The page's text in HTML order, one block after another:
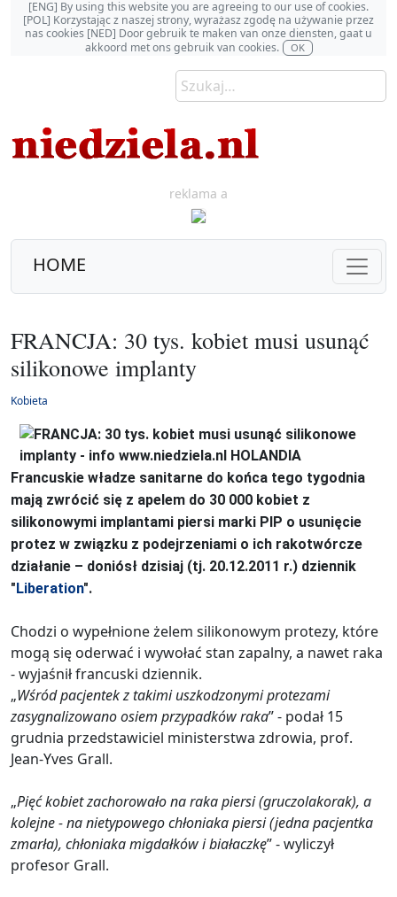
[ENG] By using this website you are agreeing to our use of cookies.
[POL] Korzystając z naszej strony, wyrażasz zgodę na używanie przez
nas cookies [NED] Door gebruik te maken van onze diensten, gaat u
akkoord met ons gebruik van cookies.
OK
reklama a
HOME
FRANCJA: 30 tys. kobiet musi usunąć
silikonowe implanty
Kobieta
Francuskie władze sanitarne do końca tego tygodnia
mają zwrócić się z apelem do 30 000 kobiet z
silikonowymi implantami piersi marki PIP o usunięcie
protez w związku z podejrzeniami o ich rakotwórcze
działanie – doniósł dzisiaj (tj. 20.12.2011 r.) dziennik
"Liberation".
Chodzi o wypełnione żelem silikonowym protezy, które
mogą się oderwać i wywołać stan zapalny, a nawet raka
- wyjaśnił francuski dziennik.
„Wśród pacjentek z takimi uszkodzonymi protezami
zasygnalizowano osiem przypadków raka” - podał 15
grudnia przedstawiciel ministerstwa zdrowia, prof.
Jean-Yves Grall.
„Pięć kobiet zachorowało na raka piersi (gruczolakorak), a
kolejne - na nietypowego chłoniaka piersi (jedna pacjentka
zmarła), chłoniaka migdałków i białaczkę” - wyliczył
profesor Grall.